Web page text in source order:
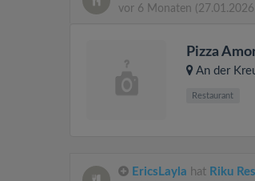
vor 6 Monaten
Pizza
An der
Restaurant
EricsLayla hat Riku